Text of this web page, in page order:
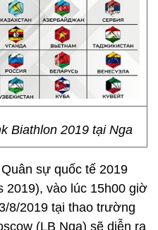
Biathlon 2019 tại Nga
sự quốc tế 2019
2019), vào lúc 15h00 giờ
8/2019 tại thao trường
(LB Nga) sẽ diễn ra